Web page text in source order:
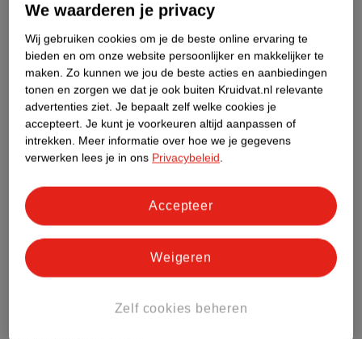
Etiketinformatie
Nature Impact Score
Dit product heeft (nog) geen Nature
Impact Score.
Meer informatie
Bestel & Bezorginformatie
Bekijk ook
Alle Warmtekussen
We waarderen je privacy
Wij gebruiken cookies om je de beste online ervaring te
bieden en om onze website persoonlijker en makkelijker te
maken. Zo kunnen we jou de beste acties en aanbiedingen
tonen en zorgen we dat je ook buiten Kruidvat.nl relevante
advertenties ziet. Je bepaalt zelf welke cookies je
accepteert. Je kunt je voorkeuren altijd aanpassen of
intrekken. Meer informatie over hoe we je gegevens
verwerken lees je in ons Privacybeleid.
Zelf cookies beheren
Weigeren
Accepteer